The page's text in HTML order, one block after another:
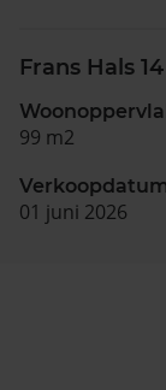
Frans Hals 14
99 m2
01 juni 2026